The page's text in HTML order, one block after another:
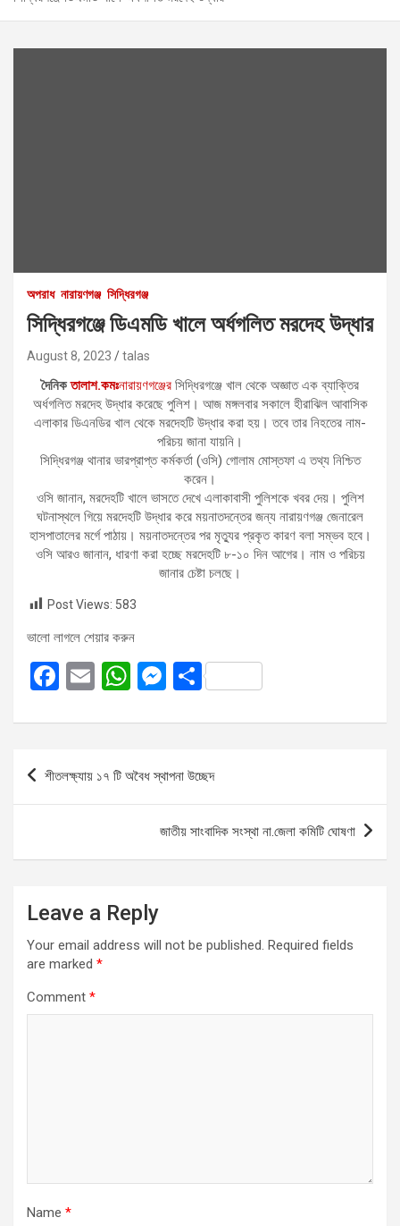
অপরাধ নারায়ণগঞ্জ সিদ্ধিরগঞ্জ
সিদ্ধিরগঞ্জে ডিএমডি খালে অর্ধগলিত মরদেহ উদ্ধার
August 8, 2023 talas
দৈনিকতালাশ.কমঃনারায়ণগঞ্জের সিদ্ধিরগঞ্জে খাল থেকে অজ্ঞাত এক ব্যাক্তির
অর্ধগলিত মরদেহ উদ্ধার করেছে পুলিশ। আজ মঙ্গলবার সকালে হীরাঝিল আবাসিক
এলাকার ডিএনডির খাল থেকে মরদেহটি উদ্ধার করা হয়। তবে তার নিহতের নাম-
পরিচয় জানা যায়নি।
সিদ্ধিরগঞ্জ থানার ভারপ্রাপ্ত কর্মকর্তা (ওসি) গোলাম মোস্তফা এ তথ্য নিশ্চিত
করেন।
ওসি জানান, মরদেহটি খালে ভাসতে দেখে এলাকাবাসী পুলিশকে খবর দেয়। পুলিশ
ঘটনাস্থলে গিয়ে মরদেহটি উদ্ধার করে ময়নাতদন্তের জন্য নারায়ণগঞ্জ জেনারেল
হাসপাতালের মর্গে পাঠায়। ময়নাতদন্তের পর মৃত্যুর প্রকৃত কারণ বলা সম্ভব হবে।
ওসি আরও জানান, ধারণা করা হচ্ছে মরদেহটি ৮-১০ দিন আগের। নাম ও পরিচয়
জানার চেষ্টা চলছে।
Post Views: 583
ভালো লাগলে শেয়ার করুন
F
ce
o
E
ail
W
at
s
A
M
se
g
er
S
ar
Post
navigation
শীতলক্ষ্যায় ১৭ টি অবৈধ স্থাপনা উচ্ছেদ
জাতীয় সাংবাদিক সংস্থা না.জেলা কমিটি ঘোষণা
Leave a Reply
Your email address will not be published. Required fields
are marked *
Comment *
Name *